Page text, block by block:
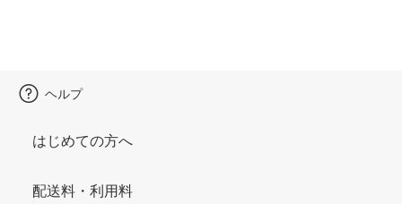
ヘルプ
はじめての方へ
配送料・利用料